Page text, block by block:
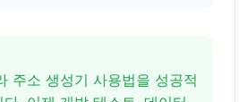
주소 생성기 사용법을 성공적